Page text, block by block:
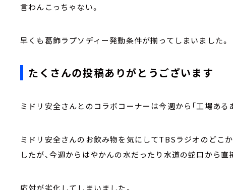
言わんこっちゃない。
早くも葛飾ラプソディー発動条件が揃ってしまいました。
たくさんの投稿ありがとうございます
ミドリ安全さんとのコラボコーナーは今週から「工場ある
ミドリ安全さんのお飲み物を気にしてTBSラジオのどこ
したが、今週からはやかんの水だったり水道の蛇口から直
応対が劣化してしまいました。